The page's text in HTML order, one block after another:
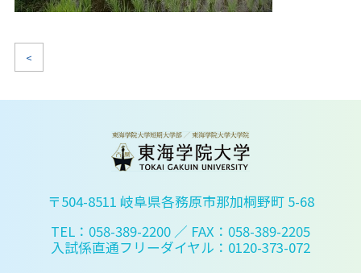
<
〒504-8511 岐阜県各務原市那加桐野町 5-68
TEL：058-389-2200 ／ FAX：058-389-2205
入試係直通フリーダイヤル：0120-373-072